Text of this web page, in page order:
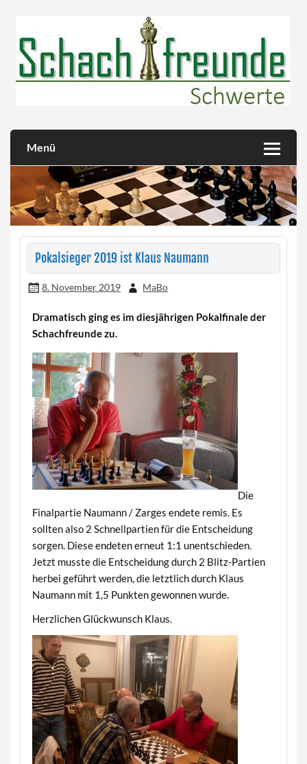
Menü
Pokalsieger 2019 ist Klaus Naumann
8. November 2019 MaBo
Dramatisch ging es im diesjährigen Pokalfinale der
Schachfreunde zu.
Die
Finalpartie Naumann / Zarges endete remis. Es
sollten also 2 Schnellpartien für die Entscheidung
sorgen. Diese endeten erneut 1:1 unentschieden.
Jetzt musste die Entscheidung durch 2 Blitz-Partien
herbei geführt werden, die letztlich durch Klaus
Naumann mit 1,5 Punkten gewonnen wurde.
Herzlichen Glückwunsch Klaus.